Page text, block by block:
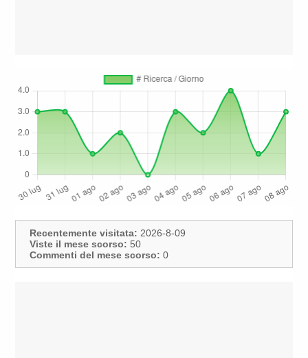
Recentemente visitata: 2026-8-09
Viste il mese scorso: 50
Commenti del mese scorso: 0